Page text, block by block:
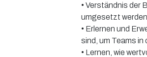
• Verständnis der
umgesetzt
• Erlernen und
sind, um Teams
• Lernen, wie